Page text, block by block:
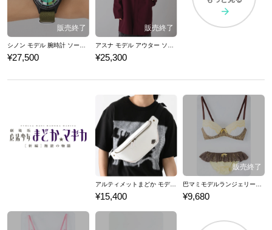
¥27,500 ¥25,300
アルティメットまどか モデル ボディバッグ 魔法少女まどか☆マギカ
¥15,400
巴マミモデルランジェリーセット ブラジャー ショーツ 下着 魔法少女まどか☆マギカ
¥9,680